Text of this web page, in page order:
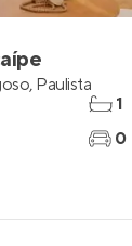
, Paulista
1
0